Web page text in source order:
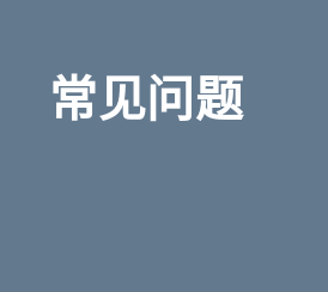
常见问题